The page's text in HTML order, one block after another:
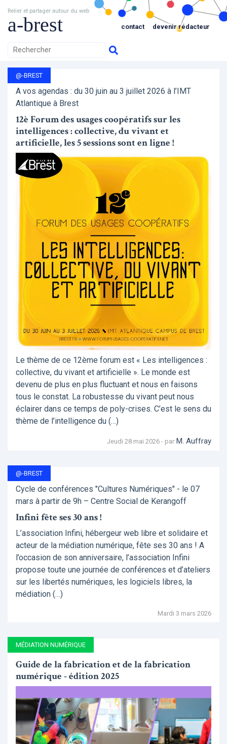
Relier et partager autour du web
a-brest contact devenir rédacteur
@-BREST
A vos agendas : du 30 juin au 3 juillet 2026 à l’IMT
Atlantique à Brest
12è Forum des usages coopératifs sur les
intelligences : collective, du vivant et
artificielle, les 5 sessions sont en ligne !
Le thème de ce 12ème forum est « Les intelligences :
collective, du vivant et artificielle ». Le monde est
devenu de plus en plus fluctuant et nous en faisons
tous le constat. La robustesse du vivant peut nous
éclairer dans ce temps de poly-crises. C’est le sens du
thème de l’intelligence du (…)
Jeudi 28 mai 2026 - par M. Auffray
@-BREST
Cycle de conférences "Cultures Numériques" - le 07
mars à partir de 9h – Centre Social de Kerangoff
Infini fête ses 30 ans !
L’association Infini, hébergeur web libre et solidaire et
acteur de la médiation numérique, fête ses 30 ans ! A
l’occasion de son anniversaire, l’association Infini
propose toute une journée de conférences et d’ateliers
sur les libertés numériques, les logiciels libres, la
médiation (…)
Mardi 3 mars 2026
MÉDIATION NUMÉRIQUE
Guide de la fabrication et de la fabrication
numérique - édition 2025